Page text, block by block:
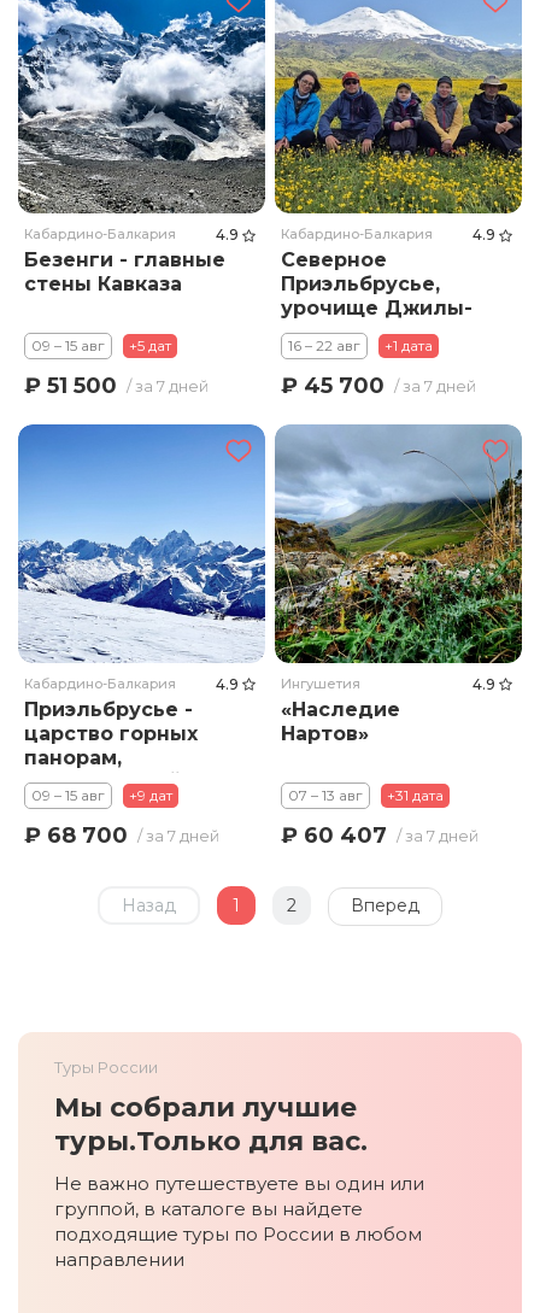
Кабардино-Балкария 4.9
Безенги - главные
стены Кавказа
09 – 15 авг +5 дат
₽ 51 500 / за 7 дней
Кабардино-Балкария 4.9
Северное
Приэльбрусье,
урочище Джилы-
Су
16 – 22 авг +1 дата
₽ 45 700 / за 7 дней
Кабардино-Балкария 4.9
Приэльбрусье -
царство горных
панорам,
эксклюзивный тур
09 – 15 авг +9 дат
₽ 68 700 / за 7 дней
Ингушетия 4.9
«Наследие
Нартов»
07 – 13 авг +31 дата
₽ 60 407 / за 7 дней
Назад 1 2 Вперед
Туры России
Мы собрали лучшие
туры.Только для вас.
Не важно путешествуете вы один или
группой, в каталоге вы найдете
подходящие туры по России в любом
направлении